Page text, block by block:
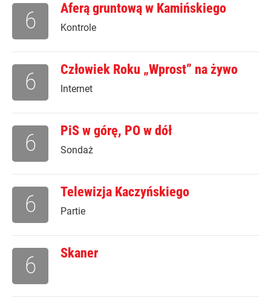
Aferą gruntową w Kamińskiego
Kontrole
6
Człowiek Roku „Wprost” na żywo
Internet
6
PiS w górę, PO w dół
Sondaż
6
Telewizja Kaczyńskiego
Partie
6
Skaner
6